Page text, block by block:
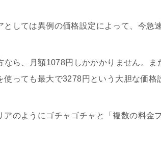
しては異例の価格設定によって、今急
なら、月額1078円しかかかりません。
っても最大で3278円という大胆な価格
アのようにゴチャゴチャと「複数の料金